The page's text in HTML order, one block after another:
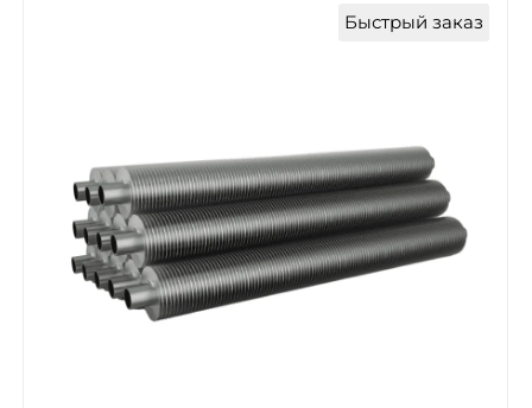
Быстрый заказ